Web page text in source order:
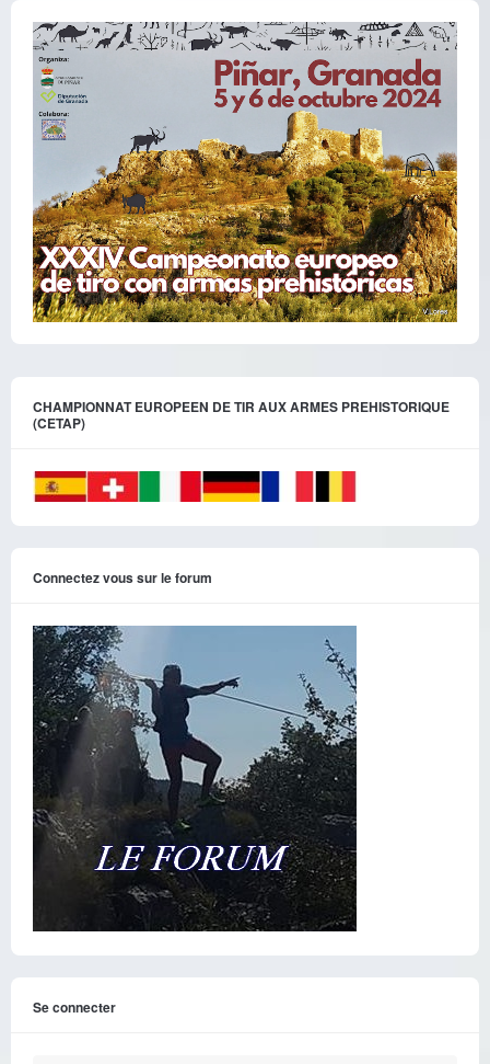
CHAMPIONNAT EUROPEEN DE TIR AUX ARMES PREHISTORIQUE
(CETAP)
Connectez vous sur le forum
Se connecter